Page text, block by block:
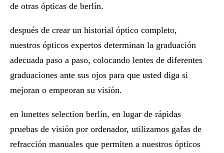
de otras ópticas de berlín.
después de crear un historial óptico completo,
nuestros ópticos expertos determinan la graduación
adecuada paso a paso, colocando lentes de diferentes
graduaciones ante sus ojos para que usted diga si
mejoran o empeoran su visión.
en lunettes selection berlín, en lugar de rápidas
pruebas de visión por ordenador, utilizamos gafas de
refracción manuales que permiten a nuestros ópticos